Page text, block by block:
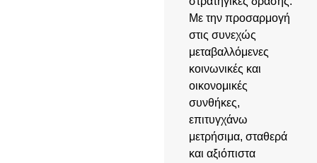
Με την προσαρμογή
στις συνεχώς
μεταβαλλόμενες
κοινωνικές και
οικονομικές
συνθήκες,
επιτυγχάνω
μετρήσιμα, σταθερά
και αξιόπιστα